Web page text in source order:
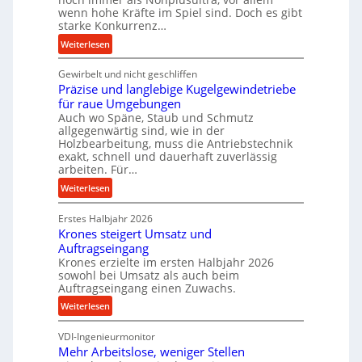
m
a
n
c
b
e
i
m
D
r
ü
c
k
p
r
o
z
e
s
s
wenn hohe Kräfte im Spiel sind. Doch es gibt
starke Konkurrenz…
Weiterlesen:
K
u
g
e
l
g
e
w
i
n
e
t
r
i
e
b
u
n
d
Gewirbelt und nicht geschliffen
Präzise und langlebige Kugelgewindetriebe
für raue Umgebungen
Auch wo Späne, Staub und Schmutz
allgegenwärtig sind, wie in der
Holzbearbeitung, muss die Antriebstechnik
exakt, schnell und dauerhaft zuverlässig
arbeiten. Für…
Weiterlesen:
P
r
ä
z
i
s
e
u
n
d
l
Erstes Halbjahr 2026
Krones steigert Umsatz und
Auftragseingang
Krones erzielte im ersten Halbjahr 2026
sowohl bei Umsatz als auch beim
Auftragseingang einen Zuwachs.
Weiterlesen:
K
r
o
VDI-Ingenieurmonitor
Mehr Arbeitslose, weniger Stellen